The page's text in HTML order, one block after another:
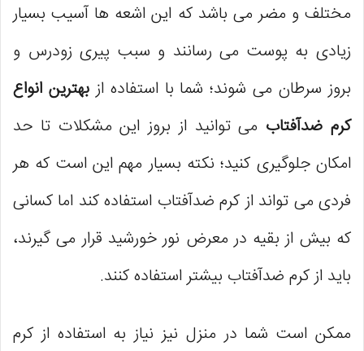
مختلف و مضر می باشد که این اشعه ها آسیب بسیار
زیادی به پوست می رسانند و سبب پیری زودرس و
بروز سرطان می شوند؛ شما با استفاده ازبهترین انواع
کرم ضدآفتاب می توانید از بروز این مشکلات تا حد
امکان جلوگیری کنید؛ نکته بسیار مهم این است که هر
فردی می تواند از کرم ضدآفتاب استفاده کند اما کسانی
که بیش از بقیه در معرض نور خورشید قرار می گیرند،
باید از کرم ضدآفتاب بیشتر استفاده کنند.
ممکن است شما در منزل نیز نیاز به استفاده از کرم